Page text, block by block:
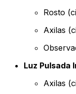
Rosto
Axilas
Luz Pulsada
Axilas